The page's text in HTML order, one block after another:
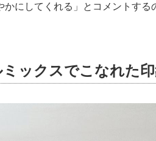
かにしてくれる」とコメントす
ックスでこなれた